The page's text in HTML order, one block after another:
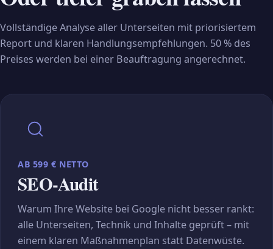
Vollständige Analyse aller Unterseiten mit priorisiertem
Report und klaren Handlungsempfehlungen. 50 % des
Preises werden bei einer Beauftragung angerechnet.
AB 599 € NETTO
SEO-Audit
Warum Ihre Website bei Google nicht besser rankt:
alle Unterseiten, Technik und Inhalte geprüft – mit
einem klaren Maßnahmenplan statt Datenwüste.